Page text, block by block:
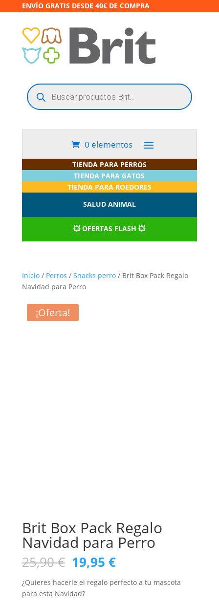
ENVÍO GRATIS DESDE 40€ DE COMPRA
Búsqueda
de
productos
0 elementos
TIENDA PARA PERROS
TIENDA PARA GATOS
TIENDA PARA ROEDORES
SALUD ANIMAL
💥 OFERTAS FLASH 💥
Inicio/ Perros / Snacks perro/ Brit Box Pack Regalo
Navidad para Perro
¡Oferta!
Brit Box Pack Regalo
Navidad para Perro
25,90€ El
precio
original
era:
19,95 €El
precio
actual
¿Quieres hacerle el regalo perfecto a tu mascota
para esta Navidad?